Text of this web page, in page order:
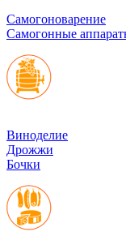
Cамогоноварение
Самогонные
Виноделие
Дрожжи
Бочки